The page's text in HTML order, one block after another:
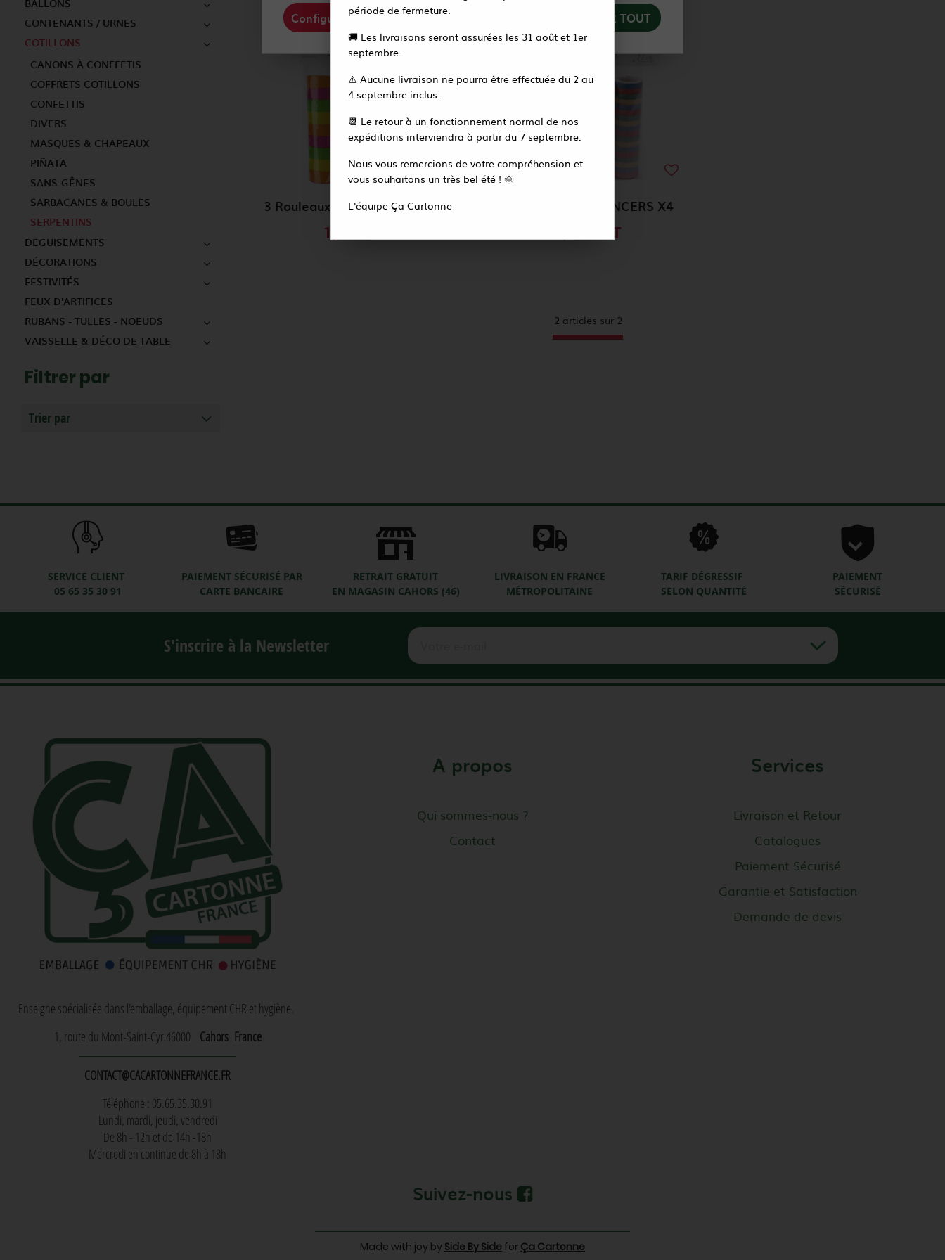
BALLONS
CONTENANTS / URNES
COTILLONS
CANONS À CONFFETIS
COFFRETS COTILLONS
CONFETTIS
DIVERS
MASQUES & CHAPEAUX
PIÑATA
SANS-GÊNES
SARBACANES & BOULES
SERPENTINS
DEGUISEMENTS
DÉCORATIONS
FESTIVITÉS
FEUX D'ARTIFICES
RUBANS - TULLES - NOEUDS
VAISSELLE & DÉCO DE TABLE
Filtrer par
Trier par
3 Rouleaux de 18 serpentins FLUO 4m / CO22961
1,98 €
SERPENTIN 18 LANCERS X4
HT
2 articles sur 2
SERVICE CLIENT
05 65 35 30 91
PAIEMENT SÉCURISÉ PAR
CARTE BANCAIRE
RETRAIT GRATUIT
EN MAGASIN CAHORS (46)
LIVRAISON EN FRANCE
MÉTROPOLITAINE
TARIF DÉGRESSIF
SELON QUANTITÉ
PAIEMENT
SÉCURISÉ
S'inscrire à la Newsletter
Enseigne spécialisée dans l'emballage, équipement CHR et hygiène.
1, route du Mont-Saint-Cyr 46000 Cahors France
CONTACT@CACARTONNEFRANCE.FR
Téléphone : 05.65.35.30.91
Lundi, mardi, jeudi, vendredi
De 8h - 12h et de 14h -18h
Mercredi en continue de 8h à 18h
A propos
Qui sommes-nous ?
Contact
Services
Livraison et Retour
Catalogues
Paiement Sécurisé
Garantie et Satisfaction
Demande de devis
Suivez-nous
Made with joy by Side By Sidefor Ça Cartonne
Configurer Tout refuser ACCEPTER TOUT
Vous recevrez alors un e-mail pour créer votre
nouveau mot de passe en quelques secondes.
Accéder à la page de connexion
période de fermeture.
🚚 Les livraisons seront assurées les 31 août et 1er
septembre.
⚠️ Aucune livraison ne pourra être effectuée du 2 au
4 septembre inclus.
📆 Le retour à un fonctionnement normal de nos
expéditions interviendra à partir du 7 septembre.
Nous vous remercions de votre compréhension et
vous souhaitons un très bel été ! 🌞
L'équipe Ça Cartonne